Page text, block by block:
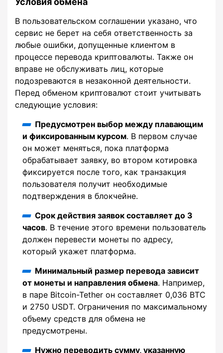
В пользовательском соглашении указано, что
сервис не берет на себя ответственность за
любые ошибки, допущенные клиентом в
процессе перевода криптовалюты. Также он
вправе не обслуживать лиц, которые
подозреваются в незаконной деятельности.
Перед обменом криптовалют стоит учитывать
следующие условия:
Предусмотрен выбор между плавающим
и фиксированным курсом. В первом случае
он может меняться, пока платформа
обрабатывает заявку, во втором котировка
фиксируется после того, как транзакция
пользователя получит необходимые
подтверждения в блокчейне.
Срок действия заявок составляет до 3
часов. В течение этого времени пользователь
должен перевести монеты по адресу,
который укажет платформа.
Минимальный размер перевода зависит
от монеты и направления обмена. Например,
в паре Bitcoin-Tether он составляет 0,036 BTC
и 2750 USDT. Ограничения по максимальному
объему средств для обмена не
предусмотрены.
Нужно переводить сумму, указанную